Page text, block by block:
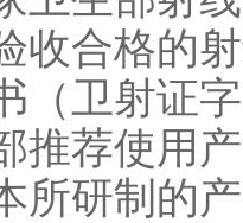
收合格的
（卫射证
推荐使用
研制的产